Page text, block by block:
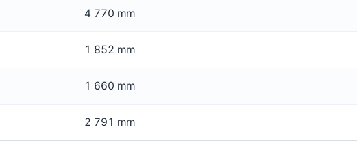
4 770 mm
1 852 mm
1 660 mm
2 791 mm